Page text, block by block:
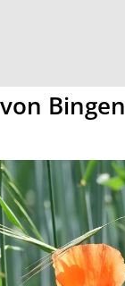
Bingen